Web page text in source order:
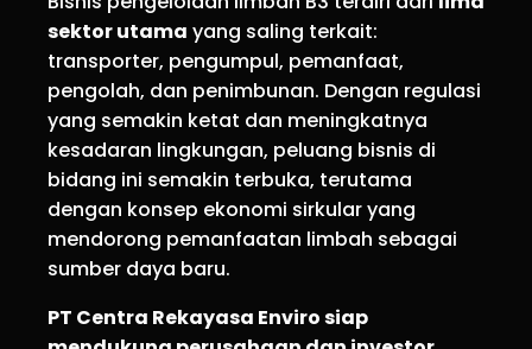
sektor utama yang saling terkait:
transporter, pengumpul, pemanfaat,
pengolah, dan penimbunan. Dengan regulasi
yang semakin ketat dan meningkatnya
kesadaran lingkungan, peluang bisnis di
bidang ini semakin terbuka, terutama
dengan konsep ekonomi sirkular yang
mendorong pemanfaatan limbah sebagai
sumber daya baru.
PT Centra Rekayasa Enviro siap